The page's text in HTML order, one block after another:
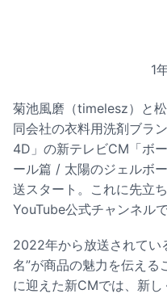
1
菊池風磨（timelesz）と
同会社の衣料用洗剤ブラ
4D」の新テレビCM「ボ
ール篇 / 太陽のジェルボ
送スタート。これに先立
YouTube公式チャンネル
2022年から放送されてい
名”が商品の魅力を伝える
に迎えた新CMでは、新